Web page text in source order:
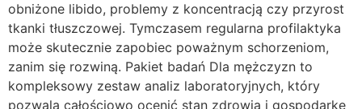
obniżone libido, problemy z koncentracją czy przyrost
tkanki tłuszczowej. Tymczasem regularna profilaktyka
może skutecznie zapobiec poważnym schorzeniom,
zanim się rozwiną. Pakiet badań Dla mężczyzn to
kompleksowy zestaw analiz laboratoryjnych, który
pozwala całościowo ocenić stan zdrowia i gospodarkę